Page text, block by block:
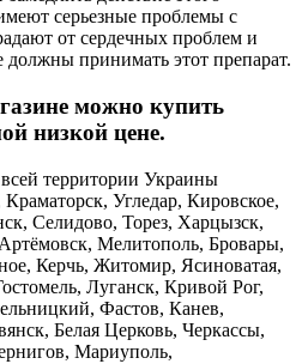
серьезные проблемы с
от сердечных проблем и
должны принимать этот препарат.
можно купить
низкой цене.
территории Украины
Угледар, Кировское,
Селидово, Торез, Харцызск,
Мелитополь, Бровары,
Керчь, Житомир, Ясиноватая,
Луганск, Кривой Рог,
Фастов, Канев,
Белая Церковь, Черкассы,
Мариуполь,